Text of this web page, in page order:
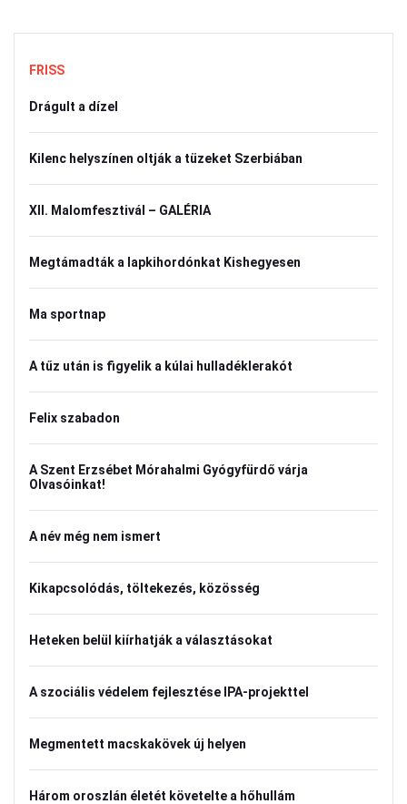
FRISS
Drágult a dízel
Kilenc helyszínen oltják a tüzeket Szerbiában
XII. Malomfesztivál – GALÉRIA
Megtámadták a lapkihordónkat Kishegyesen
Ma sportnap
A tűz után is figyelik a kúlai hulladéklerakót
Felix szabadon
A Szent Erzsébet Mórahalmi Gyógyfürdő várja
Olvasóinkat!
A név még nem ismert
Kikapcsolódás, töltekezés, közösség
Heteken belül kiírhatják a választásokat
A szociális védelem fejlesztése IPA-projekttel
Megmentett macskakövek új helyen
Három oroszlán életét követelte a hőhullám